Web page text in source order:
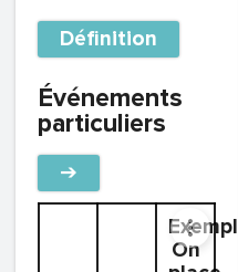
Définition
Événements
particuliers
➔
Exemple
On